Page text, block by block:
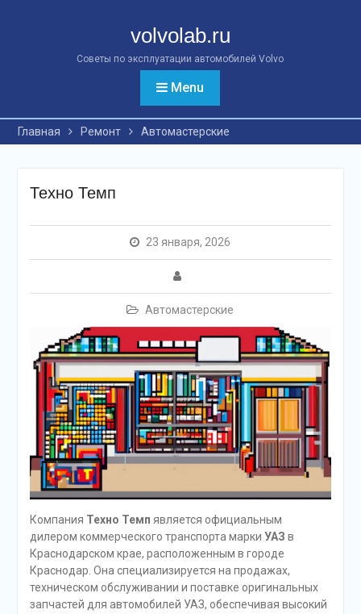
volvolab.ru
Советы по эксплуатации автомобилей Volvo
Menu
Главная Ремонт Автомастерские
Техно Темп
23 января, 2026
Автомастерские
Компания Техно Темп является официальным
дилером коммерческого транспорта марки УАЗ в
Краснодарском крае, расположенным в городе
Краснодар. Она специализируется на продажах,
техническом обслуживании и поставке оригинальных
запчастей для автомобилей УАЗ, обеспечивая высокий